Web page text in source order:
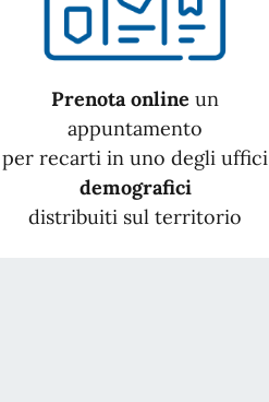
Prenota online un
appuntamento
per recarti in uno degli uffici
demografici
distribuiti sul territorio